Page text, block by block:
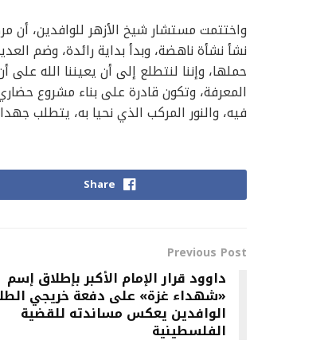
واختتمت مستشار شيخ الأزهر للوافدين، أن
نشأ نشأة ناهضة، وبدأ بداية رائدة، وضم
حملها، وإننا لنتطلع إلى أن يعيننا الله
المعرفة، وتكون قادرة على بناء مشروع
فيه، والنور المركب الذي نحيا به، يتطلب
Share
Previous Post
داوود قرار الإمام الأكبر بإطلاق إسم
«شهداء غزة» على دفعة خريجي
الوافدين يعكس مساندته للقضية
الفلسطينية